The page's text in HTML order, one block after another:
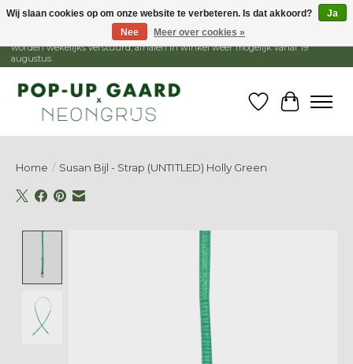
1 - 15 augustus is de winkel gesloten, webshop blijft open. Bestellingen
worden wekelijks verstuurd, afhalen in winkel weer mogelijk vanaf 19
augustus.
Verlanglijst
Home / Susan Bijl - Strap (UNTITLED) Holly Green
Product image slideshow Items
Wij slaan cookies op om onze website te verbeteren. Is dat akkoord?
Ja
Nee
Meer over cookies »